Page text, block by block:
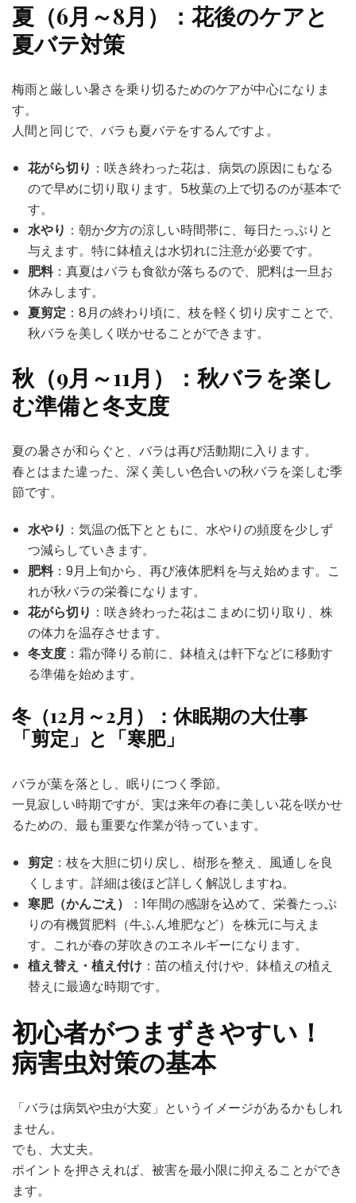
夏（6月～8月）：花後のケアと
夏バテ対策
梅雨と厳しい暑さを乗り切るためのケアが中心になりま
す。
人間と同じで、バラも夏バテをするんですよ。
花がら切り ：咲き終わった花は、病気の原因にもなる
ので早めに切り取ります。5枚葉の上で切るのが基本で
す。
水やり ：朝か夕方の涼しい時間帯に、毎日たっぷりと
与えます。特に鉢植えは水切れに注意が必要です。
肥料：真夏はバラも食欲が落ちるので、肥料は一旦お
休みします。
夏剪定 ：8月の終わり頃に、枝を軽く切り戻すことで、
秋バラを美しく咲かせることができます。
秋（9月～11月）：秋バラを楽し
む準備と冬支度
夏の暑さが和らぐと、バラは再び活動期に入ります。
春とはまた違った、深く美しい色合いの秋バラを楽しむ季
節です。
水やり ：気温の低下とともに、水やりの頻度を少しず
つ減らしていきます。
肥料：9月上旬から、再び液体肥料を与え始めます。こ
れが秋バラの栄養になります。
花がら切り ：咲き終わった花はこまめに切り取り、株
の体力を温存させます。
冬支度 ：霜が降りる前に、鉢植えは軒下などに移動す
る準備を始めます。
冬（12月～2月）：休眠期の大仕事
「剪定」と「寒肥」
バラが葉を落とし、眠りにつく季節。
一見寂しい時期ですが、実は来年の春に美しい花を咲かせ
るための、最も重要な作業が待っています。
剪定 ：枝を大胆に切り戻し、樹形を整え、風通しを良
くします。詳細は後ほど詳しく解説しますね。
寒肥（かんごえ）
：1年間の感謝を込めて、栄養たっぷ
りの有機質肥料（牛ふん堆肥など）を株元に与えま
す。これが春の芽吹きのエネルギーになります。
植え替え・植え付け ：苗の植え付けや、鉢植えの植え
替えに最適な時期です。
初心者がつまずきやすい！
病害虫対策の基本
「バラは病気や虫が大変」というイメージがあるかもしれ
ません。
でも、大丈夫。
ポイントを押さえれば、被害を最小限に抑えることができ
ます。